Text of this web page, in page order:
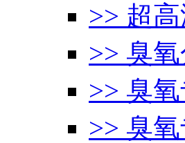
>> 超
>> 臭
>> 臭
>> 臭